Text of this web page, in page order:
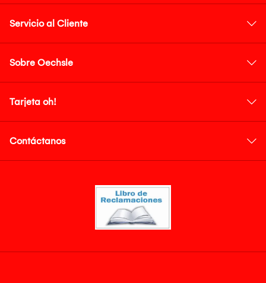
Servicio al Cliente
Sobre Oechsle
Tarjeta oh!
Contáctanos